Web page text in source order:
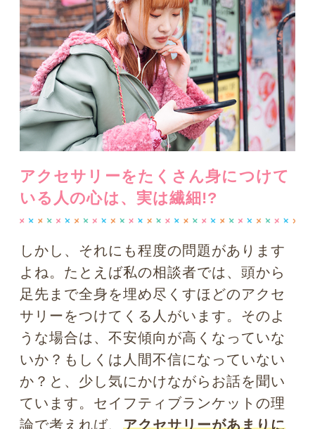
ている人。そのような人は、一見いかに
も見栄っ張りで派手、そして勝ち気な印
象を持たれるかもしれませんが、実はそ
の逆で本人は怖がりだったり、不安が強
かったりする繊細タイプの人が少なくな
いもの。様々なストレスに、アクセサリ
ーという安心毛布をつけて心を守ってい
るのかもしれません。
さらに近年注目を浴びている「服飾心理
服の色によっても、その人の心のコンデ
ィションが左右することがわかってきて
います。たとえば、ある街頭アンケート
の実験で、回答に協力的な人の服装は赤
や黄などの目立つ色の確率が高いという
報告もあります。カラフルで目立つ色の
服を身に纏う人は、「社会に対して積極
的に働きかけるぞ」「何でも前向きにト
ライするぞ」という気持ちを持ちやすい
といえるかもしれません。
アクセサリーもファッションも、人生を
彩る素敵で楽しいものですが、時として
その人の心のメッセージがそこに表れる
ようです。
身に着けているものや色を見
ることは、相手のコンディションを想像
したり、自分の心理状態を確認する上